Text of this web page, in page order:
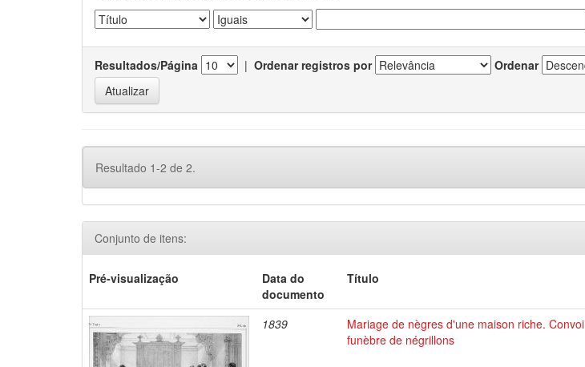
Resultados/Página | Ordenar registros por Ordenar
Resultado 1-2 de 2.
Conjunto de itens:
Pré-visualização
Data do
documento
Título
1839
Mariage de nègres d'une maison riche. Convoi
funèbre de négrillons